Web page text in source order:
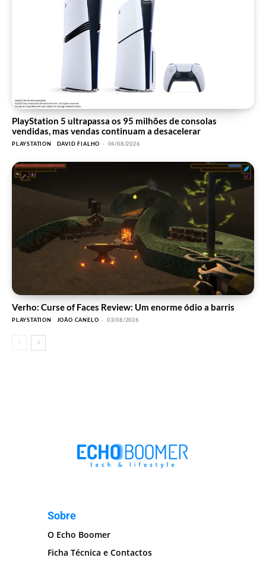
PlayStation 5 ultrapassa os 95 milhões de consolas
vendidas, mas vendas continuam a desacelerar
PLAYSTATION DAVID FIALHO - 04/08/2026
Verho: Curse of Faces Review: Um enorme ódio a barris
PLAYSTATION JOÃO CANELO - 03/08/2026
Sobre
O Echo Boomer
Ficha Técnica e Contactos